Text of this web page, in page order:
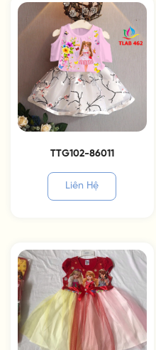
TTG102-86011
Liên Hệ